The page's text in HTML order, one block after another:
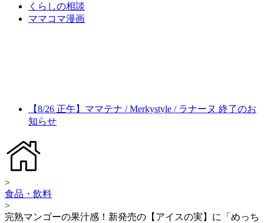
くらしの相談
ママコマ漫画
【8/26 正午】ママテナ / Merkystyle / ラナーヌ 終了のお
知らせ
>
食品・飲料
>
完熟マンゴーの果汁感！新発売の【アイスの実】に「めっち